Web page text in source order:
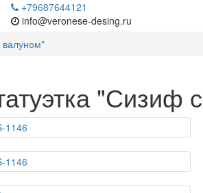
+79687644121
info@veronese-desing.ru
валуном"
"Сизиф